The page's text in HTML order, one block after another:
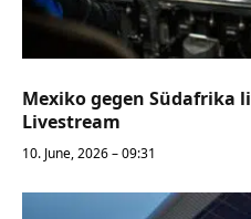
Mexiko gegen Südafrika
Livestream
10. June, 2026 – 09:31